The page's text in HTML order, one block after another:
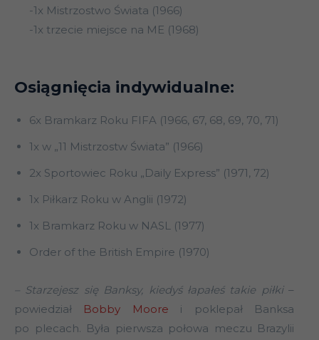
-1x Mistrzostwo Świata (1966)
-1x trzecie miejsce na ME (1968)
Osiągnięcia indywidualne:
6x Bramkarz Roku FIFA (1966, 67, 68, 69, 70, 71)
1x w „11 Mistrzostw Świata” (1966)
2x Sportowiec Roku „Daily Express” (1971, 72)
1x Piłkarz Roku w Anglii (1972)
1x Bramkarz Roku w NASL (1977)
Order of the British Empire (1970)
– Starzejesz się Banksy, kiedyś łapałeś takie piłki–
powiedział Bobby Moore i poklepał Banksa
po plecach. Była pierwsza połowa meczu Brazylii